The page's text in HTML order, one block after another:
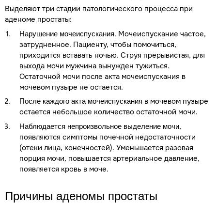
Выделяют три стадии патологического процесса при
аденоме простаты:
Нарушение мочеиспускания. Мочеиспускание частое,
затрудненное. Пациенту, чтобы помочиться,
приходится вставать ночью. Струя прерывистая, для
выхода мочи мужчина вынужден тужиться.
Остаточной мочи после акта мочеиспускания в
мочевом пузыре не остается.
После каждого акта мочеиспускания в мочевом пузыре
остается небольшое количество остаточной мочи.
Наблюдается непроизвольное выделение мочи,
появляются симптомы почечной недостаточности
(отеки лица, конечностей). Уменьшается разовая
порция мочи, повышается артериальное давление,
появляется кровь в моче.
Причины аденомы простаты